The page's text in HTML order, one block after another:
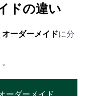
ドの違い
オーダーメイドに分
ーダーメイド